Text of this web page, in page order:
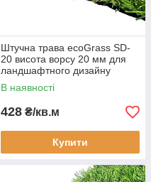
Штучна трава ecoGrass SD-
20 висота ворсу 20 мм для
ландшафтного дизайну
декоративна
В наявності
428 ₴/кв.м
Купити